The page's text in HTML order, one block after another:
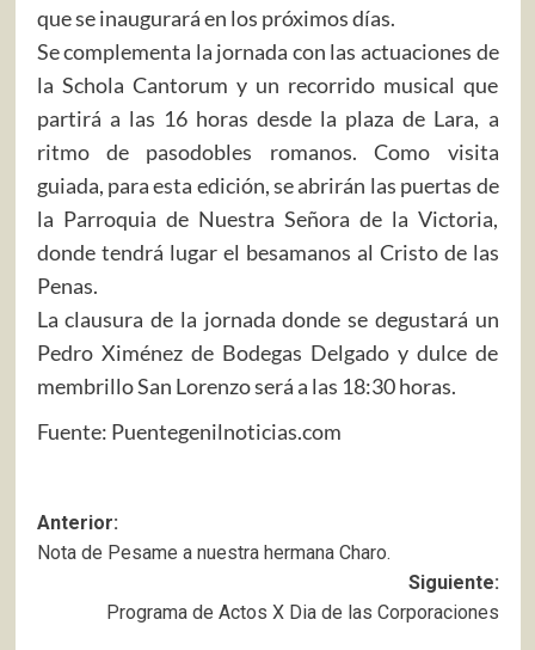
que se inaugurará en los próximos días.
Se complementa la jornada con las actuaciones de
la Schola Cantorum y un recorrido musical que
partirá a las 16 horas desde la plaza de Lara, a
ritmo de pasodobles romanos. Como visita
guiada, para esta edición, se abrirán las puertas de
la Parroquia de Nuestra Señora de la Victoria,
donde tendrá lugar el besamanos al Cristo de las
Penas.
La clausura de la jornada donde se degustará un
Pedro Ximénez de Bodegas Delgado y dulce de
membrillo San Lorenzo será a las 18:30 horas.
Fuente: Puentegenilnoticias.com
Navegación
de
entradas
Anterior:
Nota de Pesame a nuestra hermana Charo.
Siguiente:
Programa de Actos X Dia de las Corporaciones